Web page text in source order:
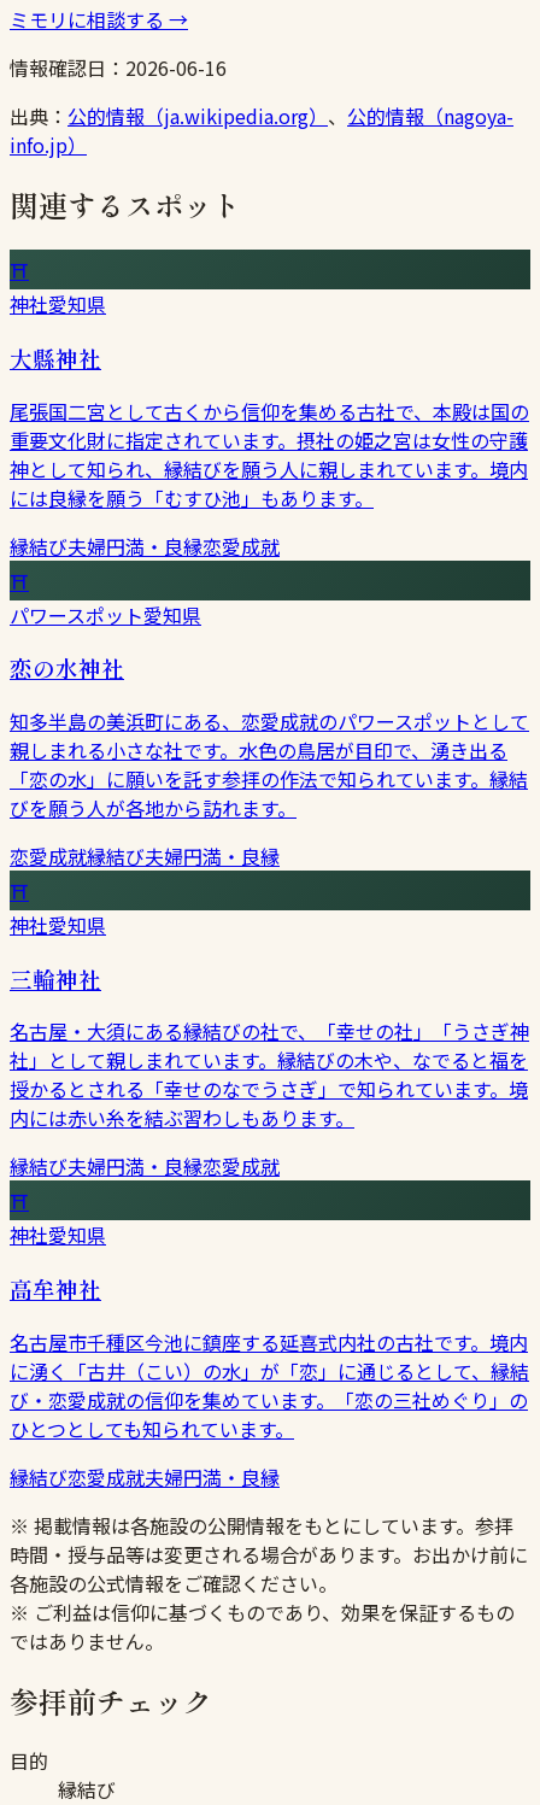
ミモリに相談する →
情報確認日： 2026-06-16
出典： 公的情報（ja.wikipedia.org） 、 公的情報（nagoya-
info.jp）
関連するスポット
⛩
神社愛知県
大縣神社
尾張国二宮として古くから信仰を集める古社で、本殿は国の
重要文化財に指定されています。摂社の姫之宮は女性の守護
神として知られ、縁結びを願う人に親しまれています。境内
には良縁を願う「むすひ池」もあります。
縁結び夫婦円満・良縁恋愛成就
⛩
パワースポット愛知県
恋の水神社
知多半島の美浜町にある、恋愛成就のパワースポットとして
親しまれる小さな社です。水色の鳥居が目印で、湧き出る
「恋の水」に願いを託す参拝の作法で知られています。縁結
びを願う人が各地から訪れます。
恋愛成就縁結び夫婦円満・良縁
⛩
神社愛知県
三輪神社
名古屋・大須にある縁結びの社で、「幸せの社」「うさぎ神
社」として親しまれています。縁結びの木や、なでると福を
授かるとされる「幸せのなでうさぎ」で知られています。境
内には赤い糸を結ぶ習わしもあります。
縁結び夫婦円満・良縁恋愛成就
⛩
神社愛知県
高牟神社
名古屋市千種区今池に鎮座する延喜式内社の古社です。境内
に湧く「古井（こい）の水」が「恋」に通じるとして、縁結
び・恋愛成就の信仰を集めています。「恋の三社めぐり」の
ひとつとしても知られています。
縁結び恋愛成就夫婦円満・良縁
※ 掲載情報は各施設の公開情報をもとにしています。参拝
時間・授与品等は変更される場合があります。お出かけ前に
各施設の公式情報をご確認ください。
※ ご利益は信仰に基づくものであり、効果を保証するもの
ではありません。
参拝前チェック
目的
縁結び